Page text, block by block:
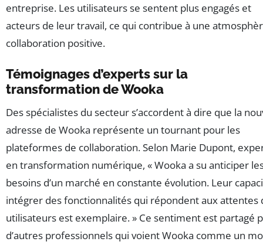
entreprise. Les utilisateurs se sentent plus engagés et
acteurs de leur travail, ce qui contribue à une
collaboration positive.
Témoignages d’experts sur la
transformation de Wooka
Des spécialistes du secteur s’accordent à dire que la
adresse de Wooka représente un tournant pour les
plateformes de collaboration. Selon Marie Dupont,
en transformation numérique, « Wooka a su anticiper
besoins d’un marché en constante évolution. Leur
intégrer des fonctionnalités qui répondent aux attentes
utilisateurs est exemplaire. » Ce sentiment est partagé
d’autres professionnels qui voient Wooka comme un